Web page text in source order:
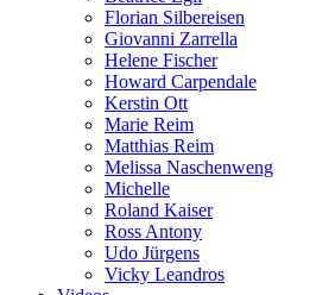
Florian Silbereisen
Giovanni Zarrella
Helene Fischer
Howard Carpendale
Kerstin Ott
Marie Reim
Matthias Reim
Melissa Naschenweng
Michelle
Roland Kaiser
Ross Antony
Udo Jürgens
Vicky Leandros